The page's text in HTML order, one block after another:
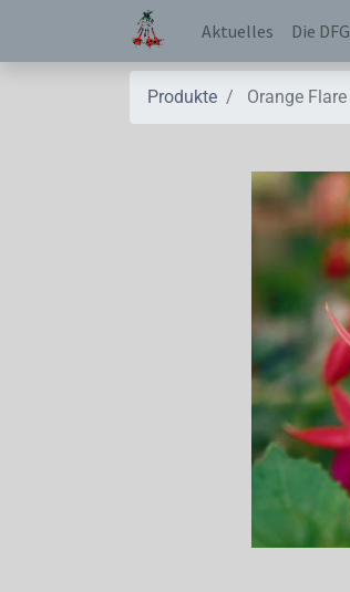
Aktuelles Die DFG
Produkte Orange Flare